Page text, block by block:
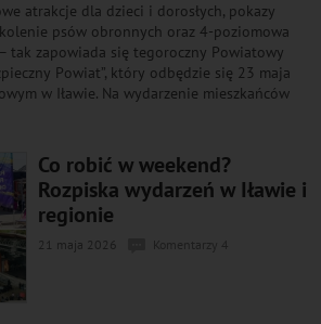
atrakcje dla dzieci i dorosłych, pokazy
psów obronnych oraz 4-poziomowa
tak zapowiada się tegoroczny Powiatowy
Powiat”, który odbędzie się 23 maja
w Iławie. Na wydarzenie mieszkańców
Co robić w weekend?
Rozpiska wydarzeń w Iławie i
regionie
21 maja 2026